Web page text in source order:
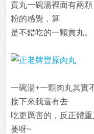
貢丸一碗湯裡面有兩
粉的感覺，算
是不錯吃的一顆貢丸。
一碗湯+一顆肉丸其實
接下來我還有去
吃更厲害的，反正體
要呀~